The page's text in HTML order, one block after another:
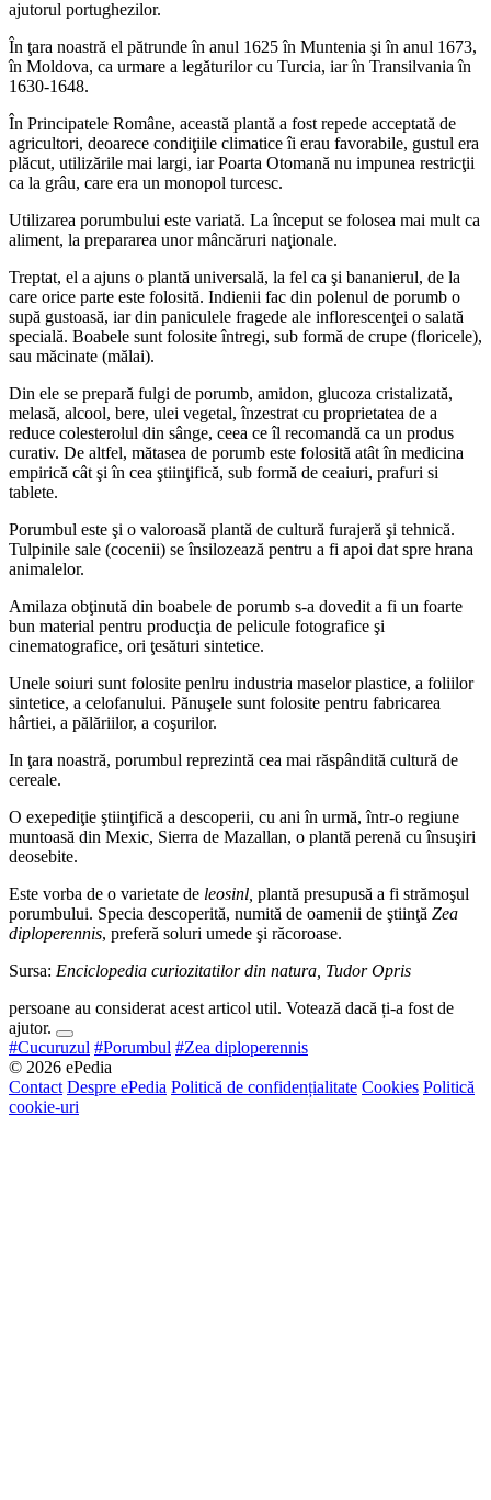
ajutorul portughezilor.
În ţara noastră el pătrunde în anul 1625 în Muntenia şi în anul 1673,
în Moldova, ca urmare a legăturilor cu Turcia, iar în Transilvania în
1630-1648.
În Principatele Române, această plantă a fost repede acceptată de
agricultori, deoarece condiţiile climatice îi erau favorabile, gustul era
plăcut, utilizările mai largi, iar Poarta Otomană nu impunea restricţii
ca la grâu, care era un monopol turcesc.
Utilizarea porumbului este variată. La început se folosea mai mult ca
aliment, la prepararea unor mâncăruri naţionale.
Treptat, el a ajuns o plantă universală, la fel ca şi bananierul, de la
care orice parte este folosită. Indienii fac din polenul de porumb o
supă gustoasă, iar din paniculele fragede ale inflorescenţei o salată
specială. Boabele sunt folosite întregi, sub formă de crupe (floricele),
sau măcinate (mălai).
Din ele se prepară fulgi de porumb, amidon, glucoza cristalizată,
melasă, alcool, bere, ulei vegetal, înzestrat cu proprietatea de a
reduce colesterolul din sânge, ceea ce îl recomandă ca un produs
curativ. De altfel, mătasea de porumb este folosită atât în medicina
empirică cât şi în cea ştiinţifică, sub formă de ceaiuri, prafuri si
tablete.
Porumbul este şi o valoroasă plantă de cultură furajeră şi tehnică.
Tulpinile sale (cocenii) se însilozează pentru a fi apoi dat spre hrana
animalelor.
Amilaza obţinută din boabele de porumb s-a dovedit a fi un foarte
bun material pentru producţia de pelicule fotografice şi
cinematografice, ori ţesături sintetice.
Unele soiuri sunt folosite penlru industria maselor plastice, a foliilor
sintetice, a celofanului. Pănuşele sunt folosite pentru fabricarea
hârtiei, a pălăriilor, a coşurilor.
In ţara noastră, porumbul reprezintă cea mai răspândită cultură de
cereale.
O exepediţie ştiinţifică a descoperii, cu ani în urmă, într-o regiune
muntoasă din Mexic, Sierra de Mazallan, o plantă perenă cu însuşiri
deosebite.
Este vorba de o varietate de leosinl, plantă presupusă a fi strămoşul
porumbului. Specia descoperită, numită de oamenii de ştiinţă Zea
diploperennis, preferă soluri umede şi răcoroase.
Sursa: Enciclopedia curiozitatilor din natura, Tudor Opris
persoane au considerat acest articol util. Votează dacă ți-a fost de
ajutor.
#Cucuruzul #Porumbul #Zea diploperennis
© 2026 ePedia
Contact Despre ePedia Politică de confidențialitate Cookies Politică
cookie-uri